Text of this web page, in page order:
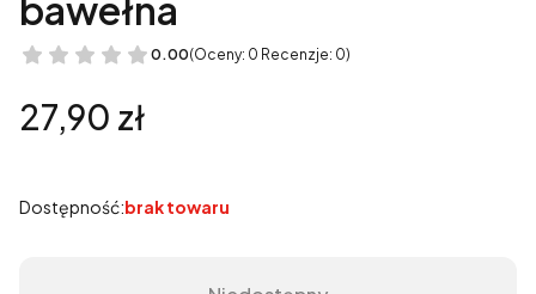
0.00(Oceny: 0 Recenzje: 0)
Cena
27,90 zł
Dostępność:brak towaru